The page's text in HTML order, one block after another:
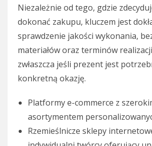
Niezależnie od tego, gdzie
dokonać zakupu, kluczem jest
sprawdzenie jakości wykonania,
materiałów oraz terminów
zwłaszcza jeśli prezent jest
konkretną okazję.
Platformy e-commerce z
asortymentem
Rzemieślnicze sklepy